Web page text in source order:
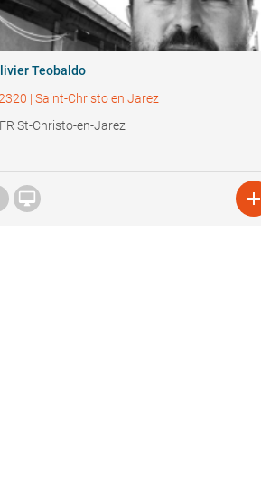
Teobaldo
| Saint-Christo en Jarez
St-Christo-en-Jarez
 